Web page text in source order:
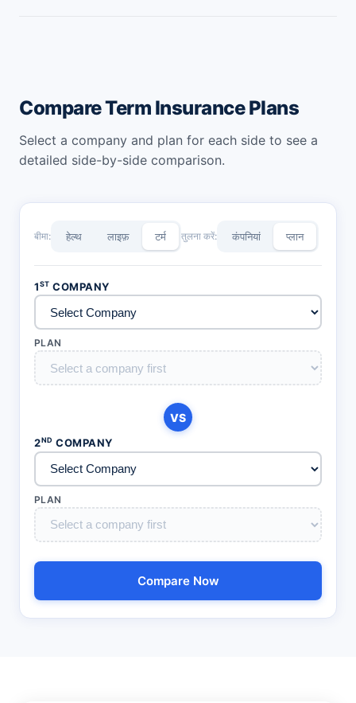
Compare Term Insurance Plans
Select a company and plan for each side to see a
detailed side-by-side comparison.
बीमा: हेल्थ लाइफ़ टर्म तुलना करें: कंपनियां प्लान
1ST COMPANY
PLAN
VS
2ND COMPANY
PLAN
Compare Now